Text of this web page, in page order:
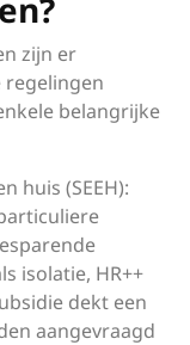
zijn er
regelingen
belangrijke
huis (SEEH):
isolatie, HR++
dekt een
aangevraagd